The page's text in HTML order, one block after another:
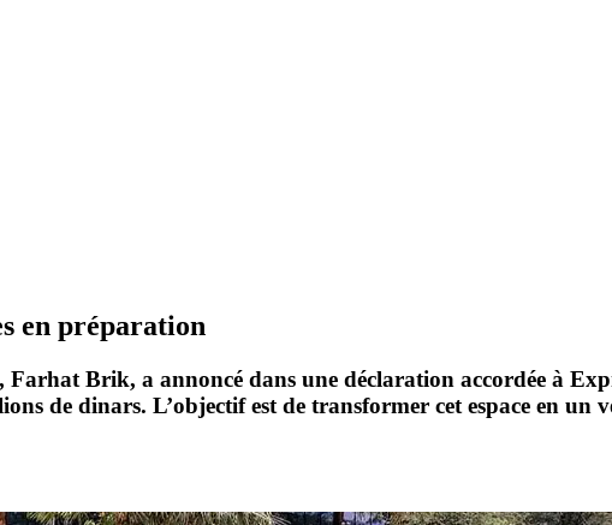
en préparation
, Farhat Brik, a annoncé dans une déclaration accordée à
de dinars. L’objectif est de transformer cet espace en un